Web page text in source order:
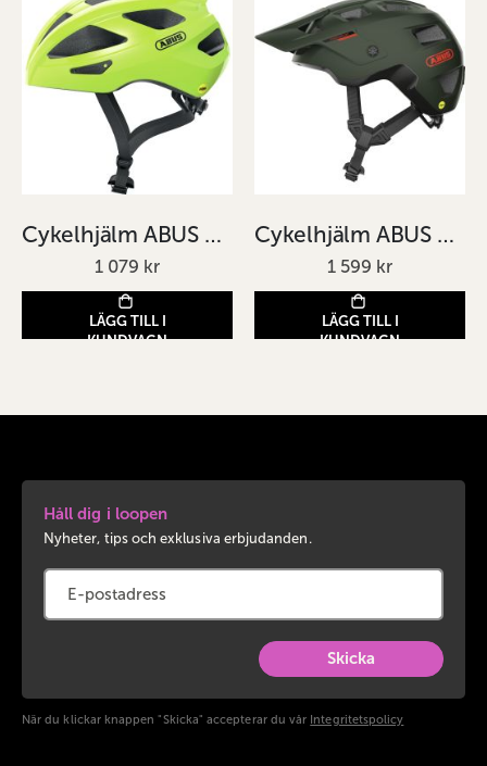
Cykelhjälm ABUS Macator MIPS Gul
1 079 kr
LÄGG TILL I
KUNDVAGN
Cykelhjälm ABUS MoDrop MIPS Grön
1 599 kr
LÄGG TILL I
KUNDVAGN
Håll dig i loopen
Nyheter, tips och exklusiva erbjudanden.
Skicka
När du klickar knappen "Skicka" accepterar du vår Integritetspolicy